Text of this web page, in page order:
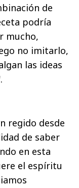
de
podría
mucho,
no imitarlo,
las ideas
regido desde
de saber
en esta
el espíritu